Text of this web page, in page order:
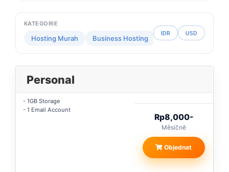
KATEGORIE
Hosting Murah Business Hosting Reseller Hosting
IDR USD
Personal
- 1GB Storage
- 1 Email Account
Rp8,000-
Měsíčně
Objednat